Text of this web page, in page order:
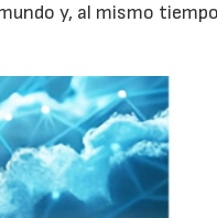
y, al mismo